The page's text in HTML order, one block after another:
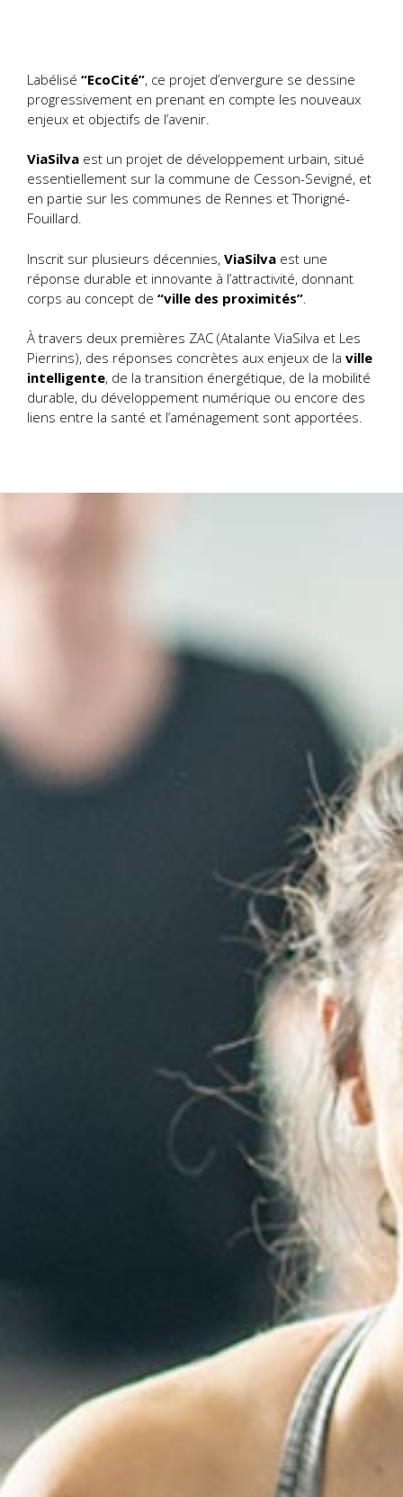
Labélisé “EcoCité”, ce projet d’envergure se dessine
progressivement en prenant en compte les nouveaux
enjeux et objectifs de l’avenir.
ViaSilva est un projet de développement urbain, situé
essentiellement sur la commune de Cesson-Sevigné, et
en partie sur les communes de Rennes et Thorigné-
Fouillard.
Inscrit sur plusieurs décennies, ViaSilva est une
réponse durable et innovante à l’attractivité, donnant
corps au concept de “ville des proximités”
À travers deux premières ZAC (Atalante ViaSilva et Les
Pierrins), des réponses concrètes aux enjeux de la ville
intelligente, de la transition énergétique, de la mobilité
durable, du développement numérique ou encore des
liens entre la santé et l’aménagement sont apportées.